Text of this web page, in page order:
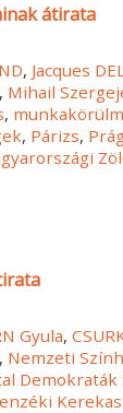
átirata
, Jacques
, Mihail
,
, Párizs,
Gyula,
, Nemzeti
Demokraták